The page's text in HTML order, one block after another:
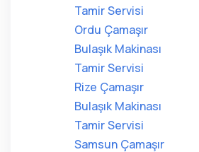
Tamir Servisi
Ordu Çamaşır
Bulaşık Makinası
Tamir Servisi
Rize Çamaşır
Bulaşık Makinası
Tamir Servisi
Samsun Çamaşır